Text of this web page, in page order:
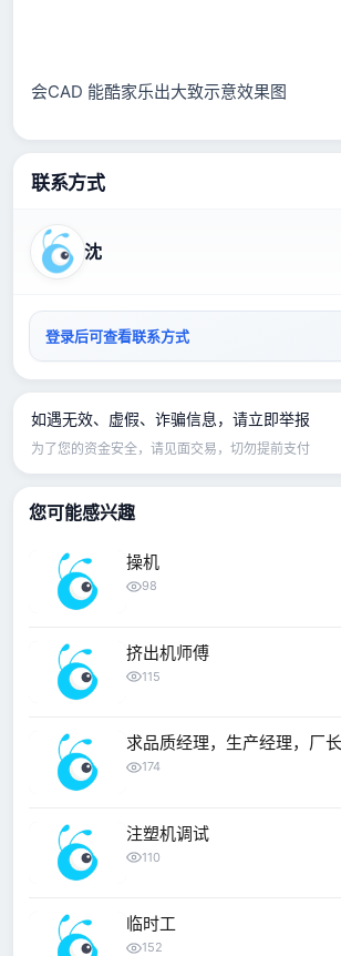
会CAD 能酷家乐出大致示意效果图
联系方式
沈
登录后可查看联系方式
如遇无效、虚假、诈骗信息，请立即举报
为了您的资金安全，请见面交易，切勿提前支付
您可能感兴趣
操机
98
挤出机师傅
115
求品质经理，生产经理，厂长
174
注塑机调试
110
临时工
152